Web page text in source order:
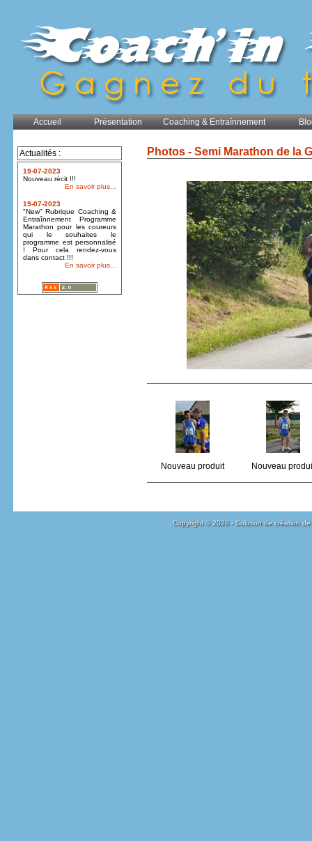
Accueil Présentation Coaching & Entraînnement
Actualités :
19-07-2023
Nouveau récit !!!
En savoir plus...
19-07-2023
"New" Rubrique Coaching &
Entraînnement Programme
Marathon pour les coureurs
qui le souhaites le
programme est personnalisé
! Pour cela rendez-vous
dans contact !!!
En savoir plus...
Photos - Semi Marathon de la
Nouveau produit Nouveau
Copyright © 2026 - Solution de création